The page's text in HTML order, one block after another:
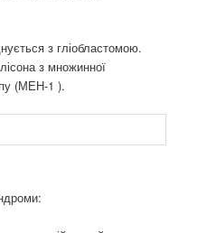
з гліобластомою.
з множинної
(МЕН-1 ).